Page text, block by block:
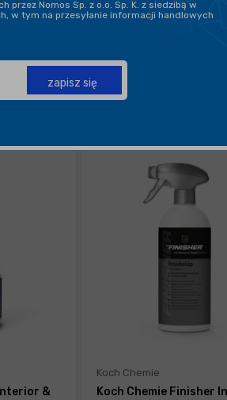
ZAPACH
&
Koch Chemie
Koch Chemie Finisher
Nomos Sp. z o.o. Sp. K. z siedzibą w
w tym na przesyłanie informacji handlowych
zapisz się